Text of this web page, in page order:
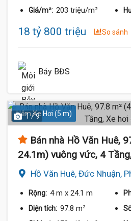
Giá/m²: 203 triệu/m²
18 tỷ 800 triệu So sánh
Bảy BĐS
Hẻm Xe Hơi (5 m)
1 / 9
Bán nhà Hồ Văn Huê,
24.1m) vuông vức, 4
Hồ Văn Huê, Đức Nhuận,
Rộng: 4 m x 24.1 m
Diện tích: 97.8 m²